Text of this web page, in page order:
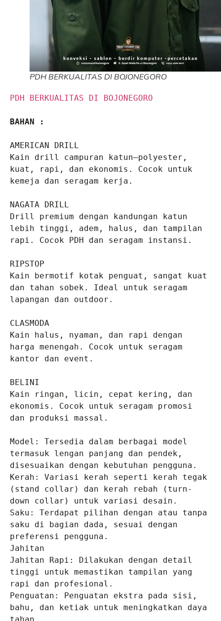
PDH BERKUALITAS DI BOJONEGORO
PDH BERKUALITAS DI BOJONEGORO
BAHAN :
AMERICAN DRILL
Kain drill campuran katun–polyester,
kuat, rapi, dan ekonomis. Cocok untuk
kemeja dan seragam kerja.
NAGATA DRILL
Drill premium dengan kandungan katun
lebih tinggi, adem, halus, dan tampilan
rapi. Cocok PDH dan seragam instansi.
RIPSTOP
Kain bermotif kotak penguat, sangat kuat
dan tahan sobek. Ideal untuk seragam
lapangan dan outdoor.
CLASMODA
Kain halus, nyaman, dan rapi dengan
harga menengah. Cocok untuk seragam
kantor dan event.
BELINI
Kain ringan, licin, cepat kering, dan
ekonomis. Cocok untuk seragam promosi
dan produksi massal.
Model: Tersedia dalam berbagai model
termasuk lengan panjang dan pendek,
disesuaikan dengan kebutuhan pengguna.
Kerah: Variasi kerah seperti kerah tegak
(stand collar) dan kerah rebah (turn-
down collar) untuk variasi desain.
Saku: Terdapat pilihan dengan atau tanpa
saku di bagian dada, sesuai dengan
preferensi pengguna.
Jahitan
Jahitan Rapi: Dilakukan dengan detail
tinggi untuk memastikan tampilan yang
rapi dan profesional.
Penguatan: Penguatan ekstra pada sisi,
bahu, dan ketiak untuk meningkatkan daya